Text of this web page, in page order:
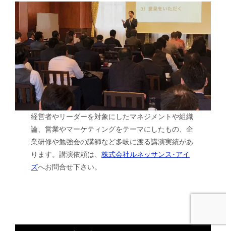
経営者やリーダーを対象にしたマネジメントや組織
論、営業やマーケティングをテーマにしたもの、企
業研修や勉強会の講師など多岐に渡る講演実績があ
ります。講演依頼は、株式会社ルネッサンス･アイ
ズへお問合せ下さい。